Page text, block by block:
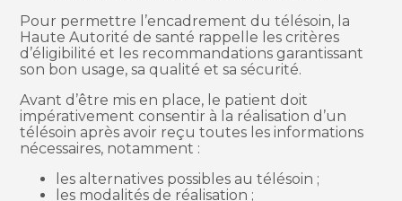
Pour permettre l’encadrement du télésoin, la
Haute Autorité de santé rappelle les critères
d’éligibilité et les recommandations garantissant
son bon usage, sa qualité et sa sécurité.
Avant d’être mis en place, le patient doit
impérativement consentir à la réalisation d’un
télésoin après avoir reçu toutes les informations
nécessaires, notamment :
les alternatives possibles au télésoin ;
les modalités de réalisation ;